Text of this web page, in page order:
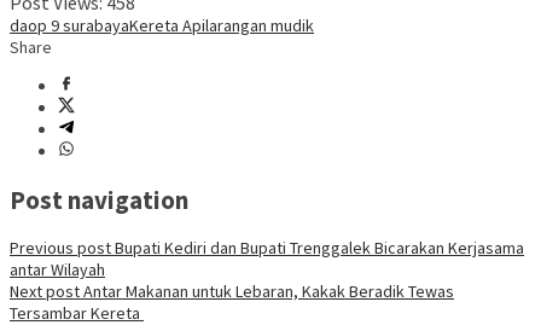
daop 9 surabayaKereta Apilarangan mudik
Share
Post navigation
Previous postBupati Kediri dan Bupati Trenggalek Bicarakan Kerjasama
antar Wilayah
Next postAntar Makanan untuk Lebaran, Kakak Beradik Tewas
Tersambar Kereta